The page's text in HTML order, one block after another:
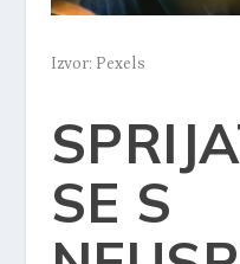
Izvor: Pexels
SE S